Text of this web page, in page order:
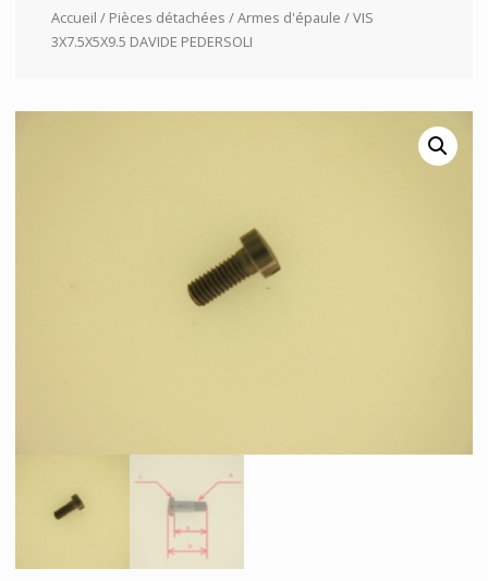
Accueil / Pièces détachées /Armes d'épaule / VIS
3X7.5X5X9.5 DAVIDE PEDERSOLI